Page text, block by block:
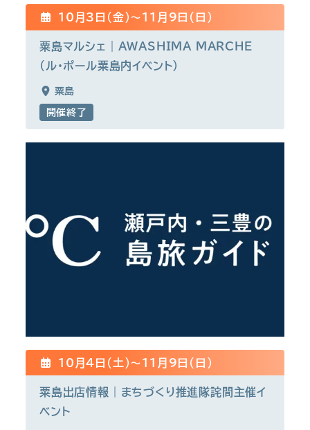
10月3日(金)〜11月9日(日)
粟島マルシェ｜AWASHIMA MARCHE
(ル・ポール粟島内イベント）
粟島
開催終了
10月4日(土)〜11月9日(日)
粟島出店情報｜まちづくり推進隊詫間主催イ
ベント